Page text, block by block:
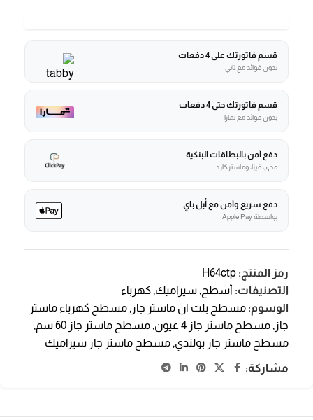
قسم فاتورتك على 4 دفعات
بدون فوائد مع تابي
قسم فاتورتك حتى 4 دفعات
بدون فوائد مع تمارا
دفع آمن بالبطاقات البنكية
مدى، فيزا، وماستركارد
دفع سريع وآمن مع أبل باي
بواسطة Apple Pay
رمز المنتج: H64ctp
التصنيفات: أسطح , سيراميك, كهرباء
الوسوم: مسطح بلت ان ماستر جاز , مسطح كهرباء ماستر
جاز , مسطح ماستر جاز 4 عيون , مسطح ماستر جاز 60 سم
,
مسطح ماستر جاز بولندي, مسطح ماستر جاز سيراميك
مشاركة: